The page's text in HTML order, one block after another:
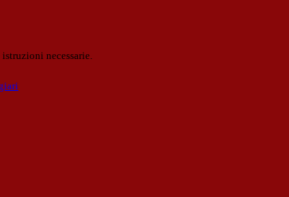
necessarie.